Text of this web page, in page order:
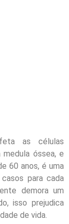
as células
óssea, e
60 anos, é uma
para cada
demora um
isso prejudica
de vida.